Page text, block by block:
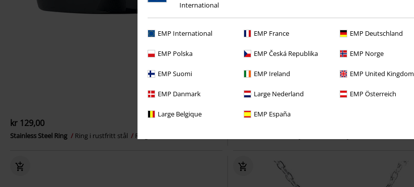
International
EMP International EMP France EMP Deutschland
EMP Polska EMP Česká Republika EMP Norge
EMP Suomi EMP Ireland EMP United Kingdom
EMP Danmark Large Nederland EMP Österreich
Large Belgique EMP España
kr 129,00
Stainless Steel Ring Ring i rustfritt stål Ring